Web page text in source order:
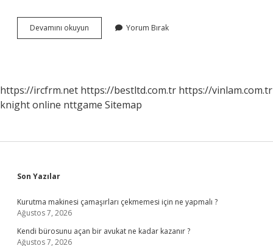
Devamını okuyun
Grubu
Yorum Bırak
https://ircfrm.net https://bestltd.com.tr https://vinlam.com.tr
knight online nttgame Sitemap
Sidebar
Son Yazılar
Kurutma makinesi çamaşırları çekmemesi için ne yapmalı ?
Ağustos 7, 2026
Kendi bürosunu açan bir avukat ne kadar kazanır ?
Ağustos 7, 2026